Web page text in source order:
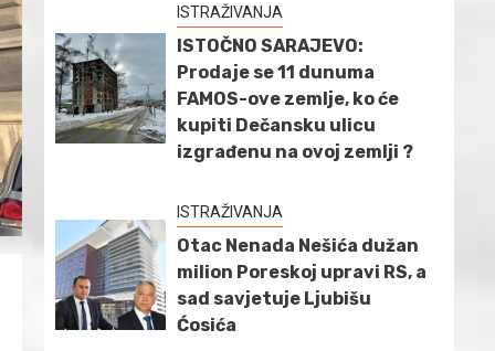
ISTRAŽIVANJA
ISTOČNO SARAJEVO:
Prodaje se 11 dunuma
FAMOS-ove zemlje, ko će
kupiti Dečansku ulicu
izgrađenu na ovoj zemlji ?
ISTRAŽIVANJA
Otac Nenada Nešića dužan
milion Poreskoj upravi RS, a
sad savjetuje Ljubišu
Ćosića